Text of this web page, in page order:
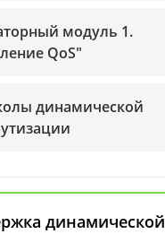
модуль 1.
QoS"
динамической
динамической